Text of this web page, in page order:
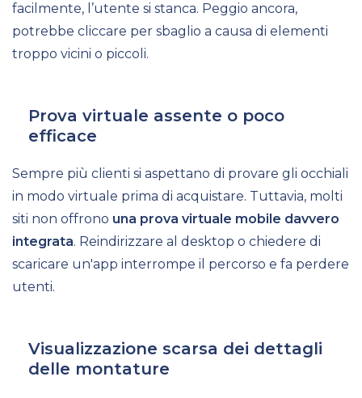
facilmente, l’utente si stanca. Peggio ancora,
potrebbe cliccare per sbaglio a causa di elementi
troppo vicini o piccoli.
Prova virtuale assente o poco
efficace
Sempre più clienti si aspettano di provare gli occhiali
in modo virtuale prima di acquistare. Tuttavia, molti
siti non offrono una prova virtuale mobile davvero
integrata. Reindirizzare al desktop o chiedere di
scaricare un'app interrompe il percorso e fa perdere
utenti.
Visualizzazione scarsa dei dettagli
delle montature